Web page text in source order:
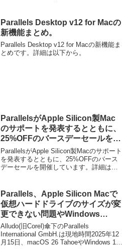
Parallels Desktop v12 for Macの
新機能まとめ。
Parallels Desktop v12 for Macの新機能ま
とめです。詳細は以下から。
ParallelsがApple Silicon製Mac
のサポートを発表するとともに、
25%OFFのバースデーセールを開
催。
ParallelsがApple Silicon製Macのサポート
を発表するとともに、25%OFFのバース
デーセールを開催しています。詳細は以
Parallels、Apple Silicon Macで
仮想ハードドライブのサイズが変
更できない問題やWindows
11/Linux仮想マシンとの互換性を
向上させた「Parallels Desktop
for Mac 26.2.0」をリリース。
Alludo(旧Corel)傘下のParallels
International GmbH.は現地時間2025年12
月15日、macOS 26 TahoeやWindows 11